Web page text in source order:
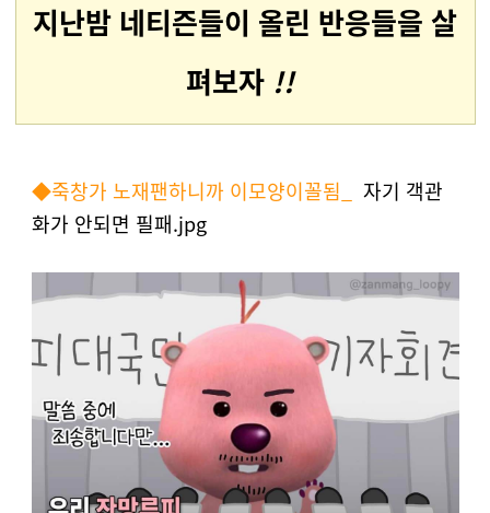
지난밤 네티즌들이 올린 반응들을 살
펴보자 !!
◆죽창가 노재팬하니까 이모양이꼴됨_ 자기 객관
화가 안되면 필패.jpg